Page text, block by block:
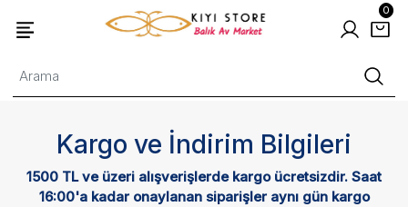
0
Kargo ve İndirim Bilgileri
1500 TL ve üzeri alışverişlerde kargo ücretsizdir. Saat
16:00'a kadar onaylanan siparişler aynı gün kargo